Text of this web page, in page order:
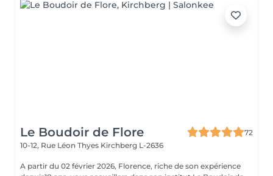
Le Boudoir de Flore
72
10-12, Rue Léon Thyes Kirchberg L-2636
A partir du 02 février 2026, Florence, riche de son expérience